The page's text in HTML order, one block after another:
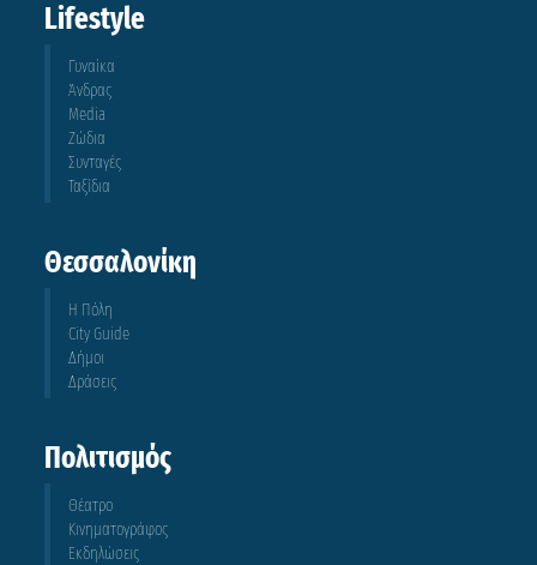
Lifestyle
Γυναίκα
Άνδρας
Media
Ζώδια
Συνταγές
Ταξίδια
Θεσσαλονίκη
Η Πόλη
City Guide
Δήμοι
Δράσεις
Πολιτισμός
Θέατρο
Κινηματογράφος
Εκδηλώσεις